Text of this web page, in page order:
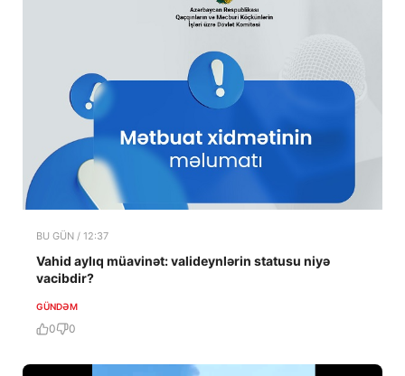
BU GÜN / 12:37
Vahid aylıq müavinət: valideynlərin statusu niyə
vacibdir?
GÜNDƏM
0 0